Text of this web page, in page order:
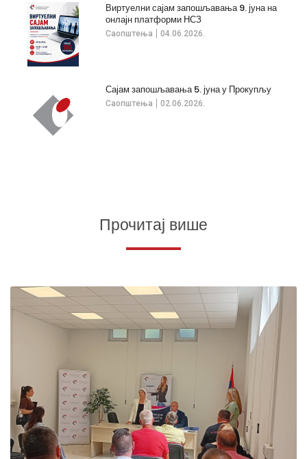
Саопштења 04.06.2026.
Виртуелни сајам запошљавања 9. јуна на
онлајн платформи НСЗ
Саопштења 02.06.2026.
Сајам запошљавања 5. јуна у Прокупљу
Прочитај више